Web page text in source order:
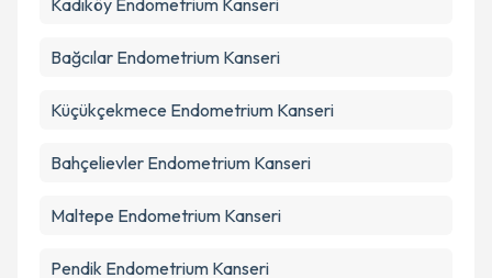
Kadıköy Endometrium Kanseri
Bağcılar Endometrium Kanseri
Küçükçekmece Endometrium Kanseri
Bahçelievler Endometrium Kanseri
Maltepe Endometrium Kanseri
Pendik Endometrium Kanseri